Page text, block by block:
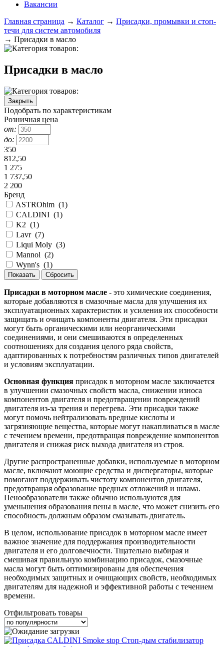
Вакансии
Главная страница → Каталог → Присадки, промывки и стоп-
течи для систем автомобиля
→ Присадки в масло
Присадки в масло
Закрыть
Подобрать по характеристикам
Розничная цена
от:
до:
350
812,50
1 275
1 737,50
2 200
Бренд
ASTROhim (1)
CALDINI (1)
K2 (1)
Lavr(7)
Liqui Moly (3)
Mannol (2)
Wynn's (1)
Присадки в моторном масле - это химические соединения,
которые добавляются в смазочные масла для улучшения их
эксплуатационных характеристик и усиления их способности
защищать и очищать компоненты двигателя. Эти присадки
могут быть органическими или неорганическими
соединениями, и они смешиваются в определенных
соотношениях для создания целого ряда свойств,
адаптированных к потребностям различных типов двигателей
и условиям эксплуатации.
Основная функция присадок в моторном масле заключается
в улучшении смазочных свойств масла, снижении износа
компонентов двигателя и предотвращении повреждений
двигателя из-за трения и перегрева. Эти присадки также
могут помочь нейтрализовать вредные кислоты и
загрязняющие вещества, которые могут накапливаться в масле
с течением времени, предотвращая повреждение компонентов
двигателя и снижая риск выхода двигателя из строя.
Другие распространенные добавки, используемые в моторном
масле, включают моющие средства и диспергаторы, которые
помогают поддерживать чистоту компонентов двигателя,
предотвращая образование вредных отложений и шлама.
Пенообразователи также обычно используются для
уменьшения образования пены в масле, что может снизить его
способность должным образом смазывать двигатель.
В целом, использование присадок в моторном масле имеет
важное значение для поддержания производительности
двигателя и его долговечности. Тщательно выбирая и
смешивая правильную комбинацию присадок, смазочные
масла могут быть оптимизированы для обеспечения
необходимых защитных и очищающих свойств, необходимых
двигателям для надежной и эффективной работы с течением
времени.
Отфильтровать товары